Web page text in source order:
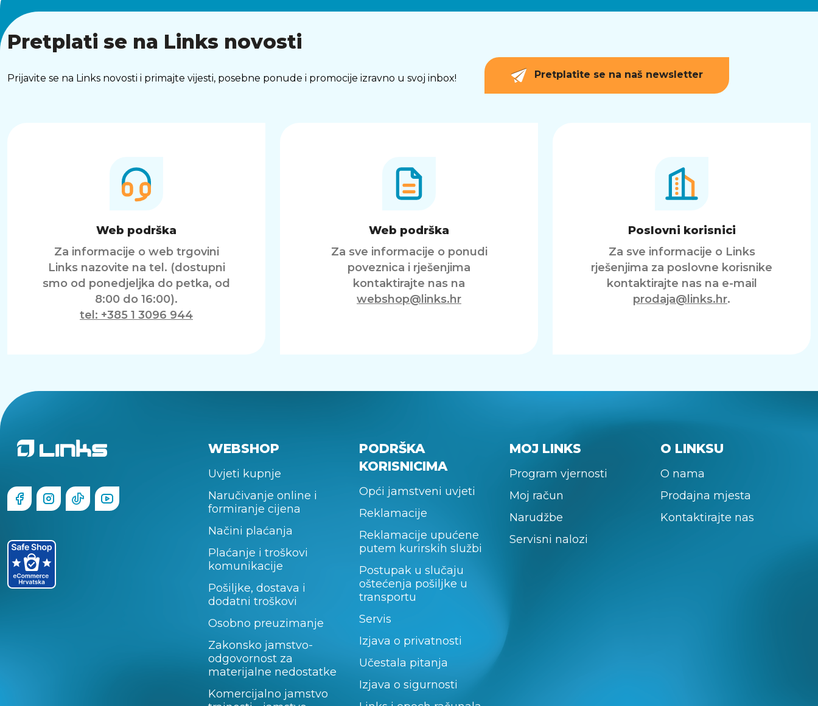
Pretplati se na Links novosti
Prijavite se na Links novosti i primajte vijesti, posebne ponude i promocije izravno u svoj inbox! Pretplatite se na naš newsletter
Web podrška
Za informacije o web trgovini
Links nazovite na tel. (dostupni
smo od ponedjeljka do petka, od
8:00 do 16:00).
tel: +385 1 3096 944
Web podrška
Za sve informacije o ponudi
poveznica i rješenjima
kontaktirajte nas na
webshop@links.hr
Poslovni korisnici
Za sve informacije o Links
rješenjima za poslovne korisnike
kontaktirajte nas na e-mail
prodaja@links.hr.
WEBSHOP
Uvjeti kupnje
Naručivanje online i
formiranje cijena
Načini plaćanja
Plaćanje i troškovi
komunikacije
Pošiljke, dostava i
dodatni troškovi
Osobno preuzimanje
Zakonsko jamstvo-
odgovornost za
materijalne nedostatke
Komercijalno jamstvo
PODRŠKA
KORISNICIMA
Opći jamstveni uvjeti
Reklamacije
Reklamacije upućene
putem kurirskih službi
Postupak u slučaju
oštećenja pošiljke u
transportu
Servis
Izjava o privatnosti
Učestala pitanja
Izjava o sigurnosti
MOJ LINKS
Program vjernosti
Moj račun
Narudžbe
Servisni nalozi
O LINKSU
O nama
Prodajna mjesta
Kontaktirajte nas